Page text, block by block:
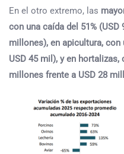
En el otro extremo, las
con una caída del 51%
millones), en apicultura, con
USD 45 mil), y en hortalizas,
millones frente a USD 28